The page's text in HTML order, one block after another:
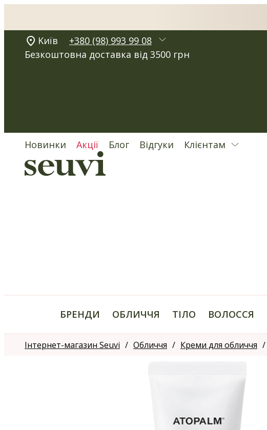
Kиїв
+380 (98) 993 99 08
Безкоштовна доставка від 3500 грн
Новинки Акції Блог Відгуки Клієнтам
БРЕНДИ ОБЛИЧЧЯ ТІЛО ВОЛОССЯ
Інтернет-магазин Seuvi Обличчя Креми для обличчя